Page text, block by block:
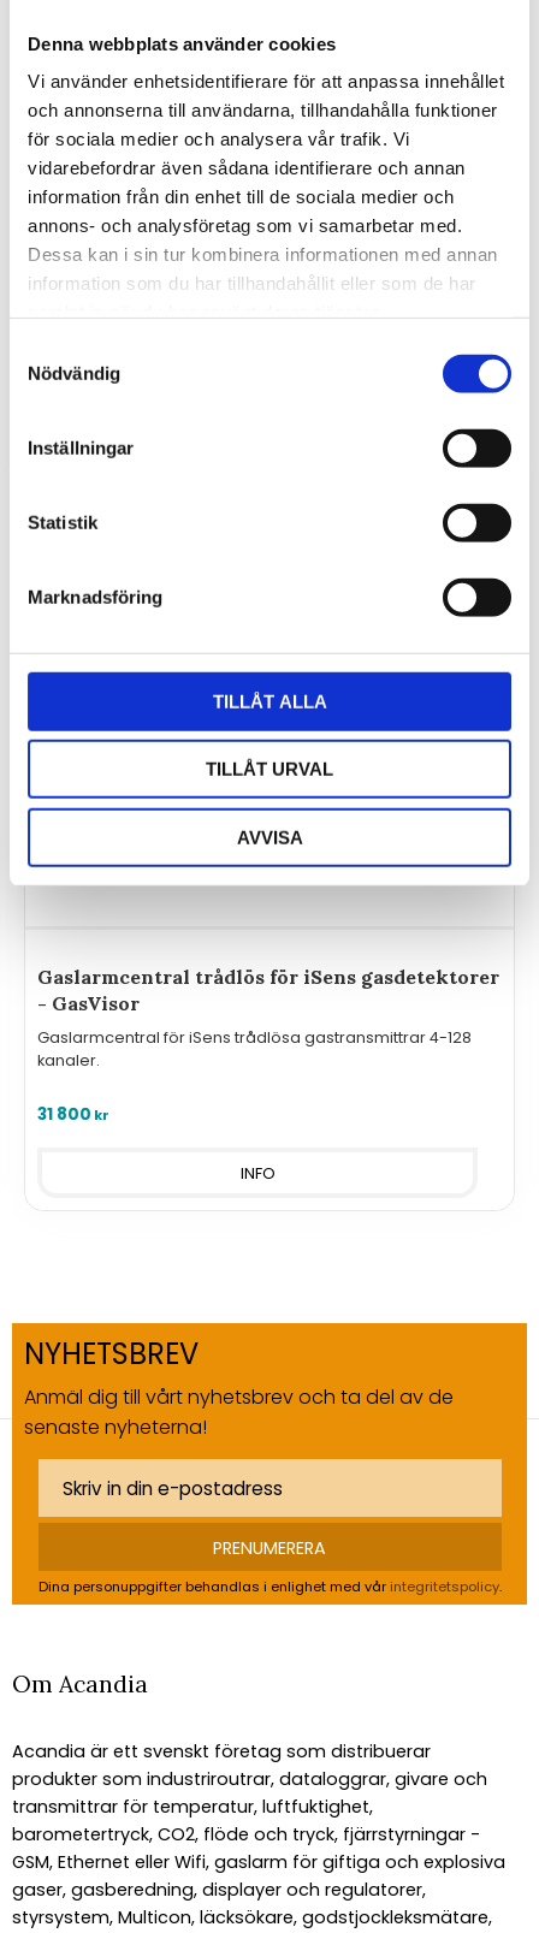
Denna webbplats använder cookies
Vi använder enhetsidentifierare för att anpassa innehållet
och annonserna till användarna, tillhandahålla funktioner
för sociala medier och analysera vår trafik. Vi
vidarebefordrar även sådana identifierare och annan
information från din enhet till de sociala medier och
annons- och analysföretag som vi samarbetar med.
Dessa kan i sin tur kombinera informationen med annan
information som du har tillhandahållit eller som de har
Nödvändig
Inställningar
Statistik
Marknadsföring
TILLÅT ALLA
TILLÅT URVAL
AVVISA
Omdömen
Du
Gaslarmcentral trådlös för iSens gasdetektorer
- GasVisor
Gaslarmcentral för iSens trådlösa gastransmittrar 4-128
kanaler.
31 800 kr
INFO
NYHETSBREV
Anmäl dig till vårt nyhetsbrev och ta del av de
senaste nyheterna!
PRENUMERERA
Dina personuppgifter behandlas i enlighet med vår integritetspolicy.
Om Acandia
Acandia är ett svenskt företag som distribuerar
produkter som industriroutrar, dataloggrar, givare och
transmittrar för temperatur, luftfuktighet,
barometertryck, CO2, flöde och tryck, fjärrstyrningar -
GSM, Ethernet eller Wifi, gaslarm för giftiga och explosiva
gaser, gasberedning, displayer och regulatorer,
styrsystem, Multicon, läcksökare, godstjockleksmätare,